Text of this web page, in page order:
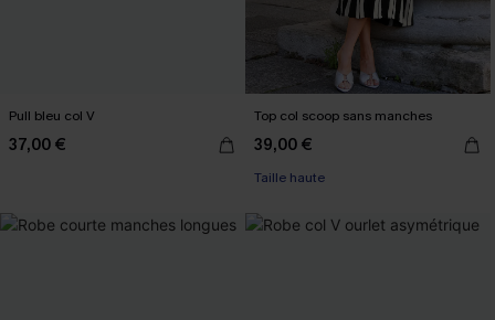
Pull bleu col V
37,00 €
Top col scoop sans manches
39,00 €
Taille haute